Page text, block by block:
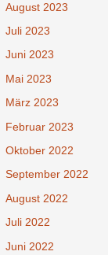
August 2023
Juli 2023
Juni 2023
Mai 2023
März 2023
Februar 2023
Oktober 2022
September 2022
August 2022
Juli 2022
Juni 2022